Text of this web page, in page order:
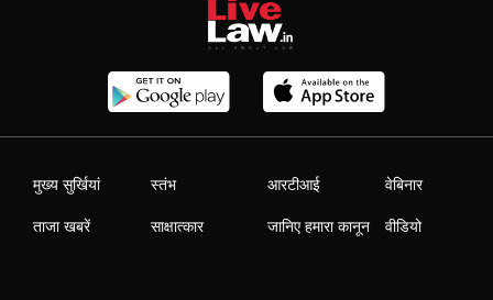
मुख्य सुर्खियां
ताजा खबरें
स्तंभ
साक्षात्कार
आरटीआई
जानिए हमारा कानून
वेबिनार
वीडियो